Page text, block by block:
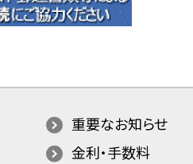
重要なお知らせ
金利・手数料